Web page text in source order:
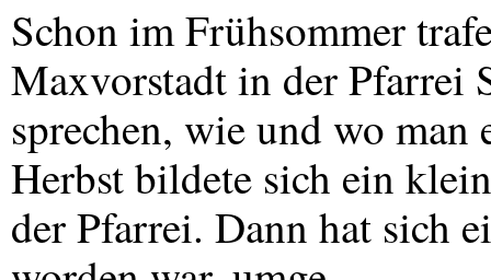
Schon im Frühsommer
Maxvorstadt in der Pfarrei
sprechen, wie und wo
Herbst bildete sich ein
der Pfarrei. Dann hat sich